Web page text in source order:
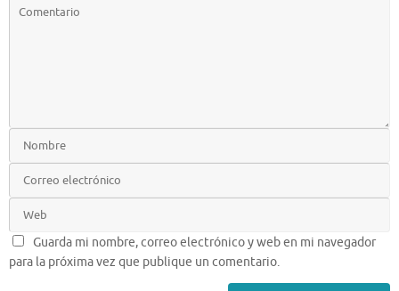
Guarda mi nombre, correo electrónico y web en mi navegador
para la próxima vez que publique un comentario.